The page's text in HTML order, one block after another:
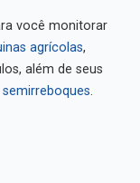
você monitorar
agrícolas,
além de seus
semirreboques.